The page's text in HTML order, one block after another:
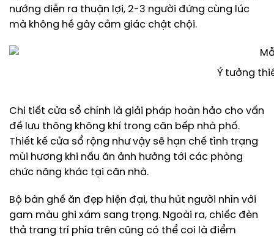
nướng diễn ra thuận lợi, 2-3 người đứng cùng lúc
mà không hề gây cảm giác chật chội.
Ý tưởng
Chi tiết cửa sổ chính là giải pháp hoàn hảo cho vấn
đề lưu thông không khí trong căn bếp nhà phố.
Thiết kế cửa sổ rộng như vậy sẽ hạn chế tình trạng
mùi hương khi nấu ăn ảnh hưởng tới các phòng
chức năng khác tại căn nhà.
Bộ bàn ghế ăn đẹp hiện đại, thu hút người nhìn với
gam màu ghi xám sang trọng. Ngoài ra, chiếc đèn
thả trang trí phía trên cũng có thể coi là điểm